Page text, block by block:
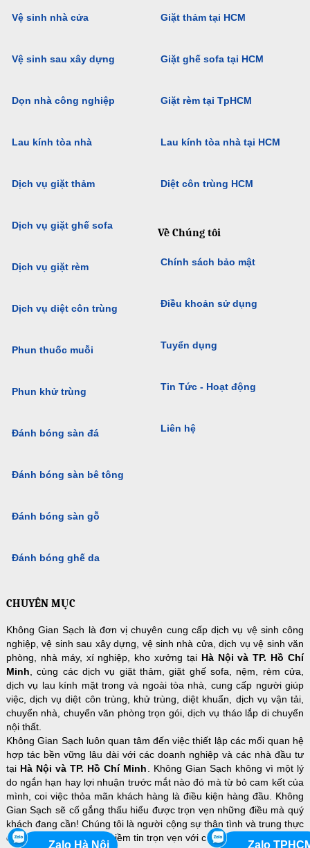
Zalo Hà Nội Zalo
Vệ sinh nhà cửa
Vệ sinh sau xây dựng
Dọn nhà công nghiệp
Lau kính tòa nhà
Dịch vụ giặt thảm
Dịch vụ giặt ghế sofa
Dịch vụ giặt rèm
Dịch vụ diệt côn trùng
Phun thuốc muỗi
Phun khử trùng
Đánh bóng sàn đá
Đánh bóng sàn bê tông
Đánh bóng sàn gỗ
Đánh bóng ghế da
Giặt thảm tại HCM
Giặt ghế sofa tại HCM
Giặt rèm tại TpHCM
Lau kính tòa nhà tại HCM
Diệt côn trùng HCM
Về Chúng tôi
Chính sách bảo mật
Điều khoản sử dụng
Tuyển dụng
Tin Tức - Hoạt động
Liên hệ
CHUYÊN MỤC
Không Gian Sạch là đơn vị chuyên cung cấp dịch vụ vệ sinh công
nghiệp, vệ sinh sau xây dựng, vệ sinh nhà cửa, dịch vụ vệ sinh văn
phòng, nhà máy, xí nghiệp, kho xưởng tại Hà Nội và TP. Hồ Chí
Minh, cùng các dịch vụ giặt thảm, giặt ghế sofa, nệm, rèm cửa,
dịch vụ lau kính mặt trong và ngoài tòa nhà, cung cấp người giúp
việc, dịch vụ diệt côn trùng, khử trùng, diệt khuẩn, dịch vụ vận tải,
chuyển nhà, chuyển văn phòng trọn gói, dịch vụ tháo lắp di chuyển
nội thất.
Không Gian Sạch luôn quan tâm đến việc thiết lập các mối quan hệ
hợp tác bền vững lâu dài với các doanh nghiệp và các nhà đầu tư
tại Hà Nội và TP. Hồ Chí Minh. Không Gian Sạch không vì một lý
do ngắn hạn hay lợi nhuận trước mắt nào đó mà từ bỏ cam kết của
mình, coi việc thỏa mãn khách hàng là điều kiện hàng đầu. Không
Gian Sạch sẽ cố gắng thấu hiểu được trọn vẹn những điều mà quý
khách đang cần! Chúng tôi là người cộng sự thân tình và trung thực
để quý khách hàng đặt niềm tin trọn vẹn với chi phí hợp lý nhất!